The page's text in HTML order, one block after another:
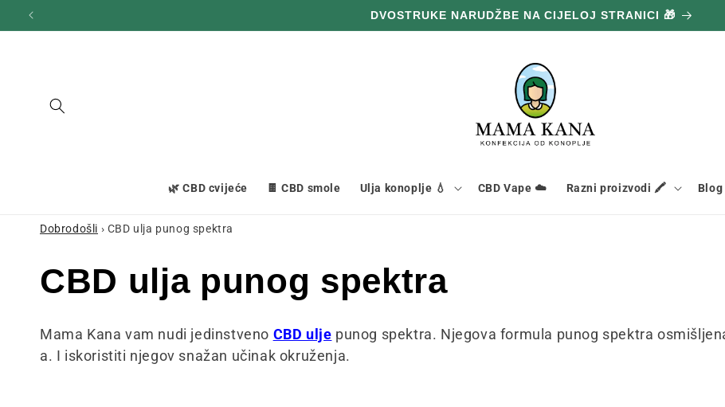
na
sadržaj
DVOSTRUKE NARUDŽBE NA CIJELOJ STRANICI 🎁
🌿 CBD cvijeće 🍫 CBD smole Ulja konoplje 💧 CBD Vape ☁️ Razni proizvodi 🖍️ Blog
Dobrodošli › CBD ulja punog spektra
K
o
l
CBD ulja punog spektra
Mama Kana vam nudi jedinstveno CBD ulje punog spektra. Njegova formula punog spektra
a. I iskoristiti njegov snažan učinak okruženja.